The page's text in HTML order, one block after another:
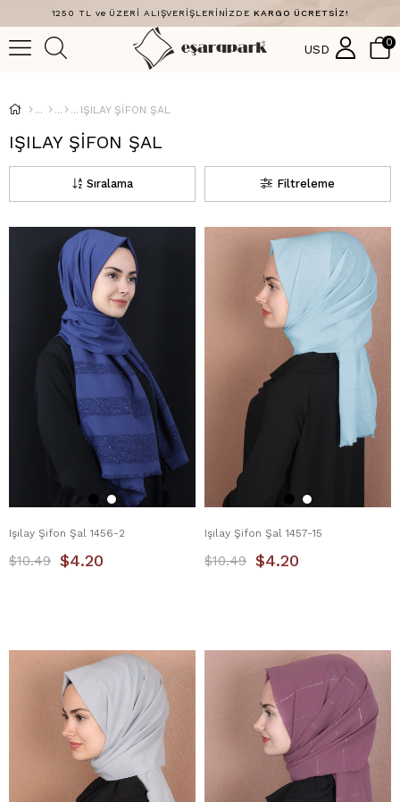
1250 TL ve ÜZERİ ALIŞVERİŞLERİNİZDE KARGO ÜCRETSİZ!
USD 0
IŞILAY ŞİFON ŞAL
IŞILAY ŞİFON ŞAL
Filtreleme
Sıralama
Işılay Şifon Şal 1456-2
$4.20
$10.49
Işılay Şifon Şal 1457-15
$4.20
$10.49